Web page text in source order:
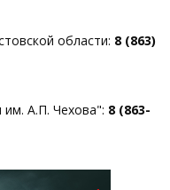
области: 8 (863)
А.П. Чехова": 8 (863-